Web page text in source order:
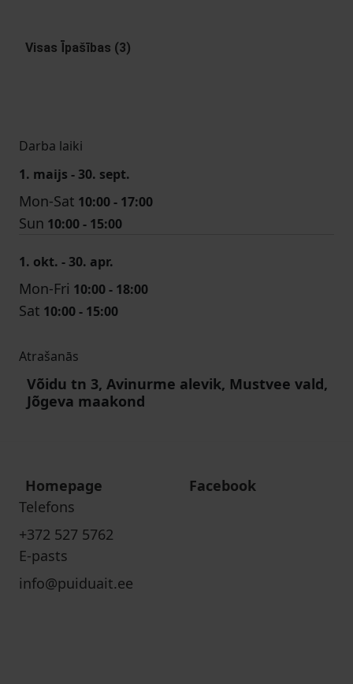
Visas Īpašības (3)
Darba laiki
1. maijs - 30. sept.
Mon-Sat 10:00 - 17:00
Sun 10:00 - 15:00
1. okt. - 30. apr.
Mon-Fri 10:00 - 18:00
Sat 10:00 - 15:00
Atrašanās
Võidu tn 3, Avinurme alevik, Mustvee vald,
Jõgeva maakond
Homepage
Facebook
Telefons
+372 527 5762
E-pasts
info@puiduait.ee